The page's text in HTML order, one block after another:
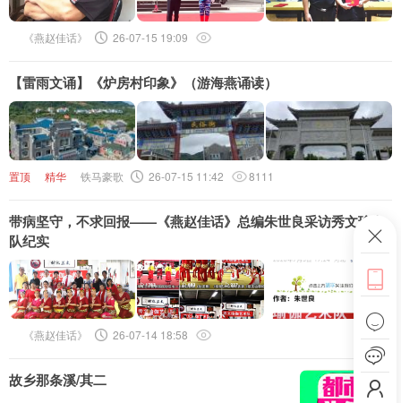
人气
传播榜
文集
头条号
下载APP
《燕赵佳话》 26-07-15 19:09
【雷雨文诵】《炉房村印象》（游海燕诵读）
置顶 精华 铁马豪歌 26-07-15 11:42 8111
带病坚守，不求回报——《燕赵佳话》总编朱世良采访秀文瑜伽
队纪实
《燕赵佳话》 26-07-14 18:58
故乡那条溪/其二
ဆ



